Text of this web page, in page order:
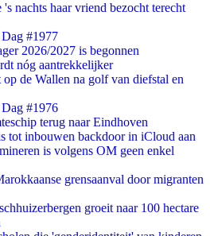
nachts haar vriend bezocht terecht
#1977
2026/2027 is begonnen
nóg aantrekkelijker
de Wallen na golf van diefstal en
#1976
terug naar Eindhoven
tot inbouwen backdoor in iCloud aan
is volgens OM geen enkel
grensaanval door migranten
groeit naar 100 hectare